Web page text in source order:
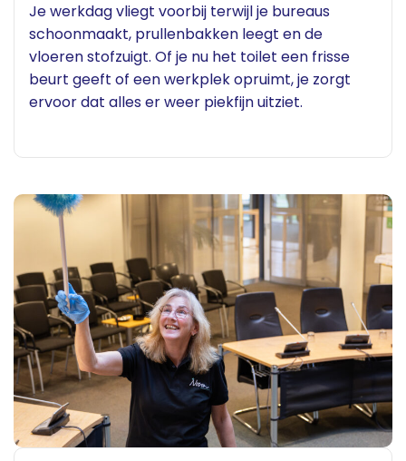
Je werkdag vliegt voorbij terwijl je bureaus
schoonmaakt, prullenbakken leegt en de
vloeren stofzuigt. Of je nu het toilet een frisse
beurt geeft of een werkplek opruimt, je zorgt
ervoor dat alles er weer piekfijn uitziet.